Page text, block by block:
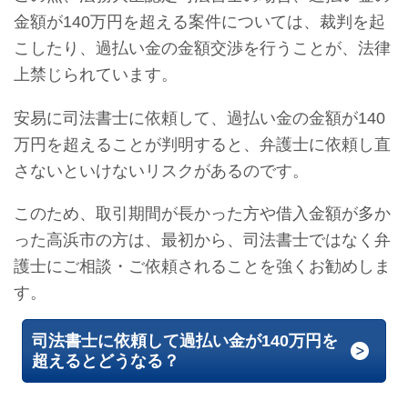
金額が140万円を超える案件については、裁判を起
こしたり、過払い金の金額交渉を行うことが、法律
上禁じられています。
安易に司法書士に依頼して、過払い金の金額が140
万円を超えることが判明すると、弁護士に依頼し直
さないといけないリスクがあるのです。
このため、取引期間が長かった方や借入金額が多か
った高浜市の方は、最初から、司法書士ではなく弁
護士にご相談・ご依頼されることを強くお勧めしま
す。
司法書士に依頼して過払い金が140万円を
超えるとどうなる？